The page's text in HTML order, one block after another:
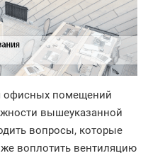
офисных помещений
вышеуказанной
вопросы, которые
воплотить вентиляцию